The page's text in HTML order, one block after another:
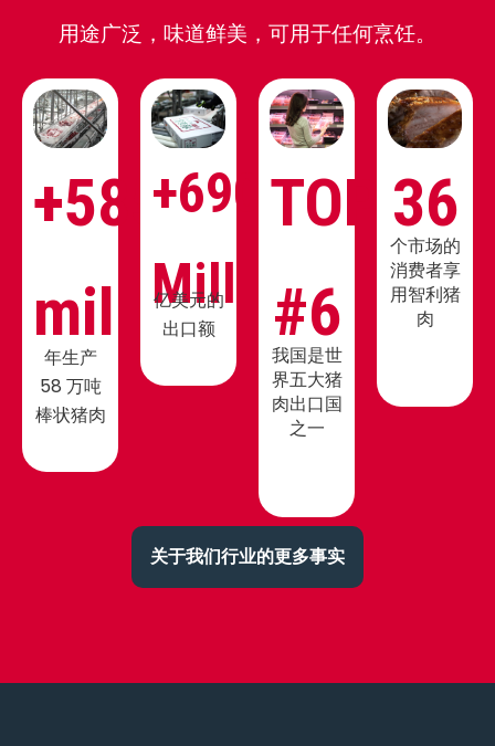
用途广泛，味道鲜美，可用于任何烹饪。
+585
mil
年生产
58 万吨
棒状猪肉
+690
Mill
亿美元的
出口额
TOP
#6
我国是世
界五大猪
肉出口国
之一
36
个市场的
消费者享
用智利猪
肉
关于我们行业的更多事实